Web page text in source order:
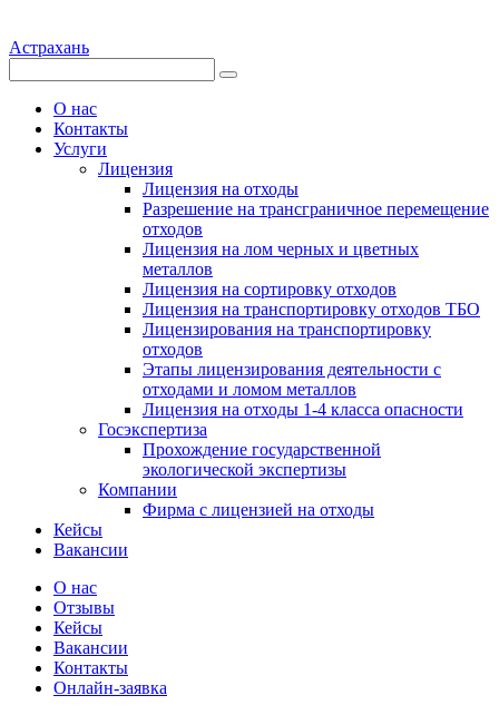
Астрахань
О нас
Контакты
Услуги
Лицензия
Лицензия на отходы
Разрешение на трансграничное перемещение
отходов
Лицензия на лом черных и цветных
металлов
Лицензия на сортировку отходов
Лицензия на транспортировку отходов ТБО
Лицензирования на транспортировку
отходов
Этапы лицензирования деятельности с
отходами и ломом металлов
Лицензия на отходы 1-4 класса опасности
Госэкспертиза
Прохождение государственной
экологической экспертизы
Компании
Фирма с лицензией на отходы
Кейсы
Вакансии
О нас
Отзывы
Кейсы
Вакансии
Контакты
Онлайн-заявка